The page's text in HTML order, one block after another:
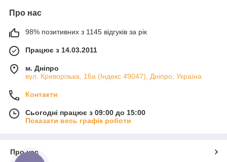
Про нас
98% позитивних з 1145 відгуків за рік
Працює з 14.03.2011
м. Дніпро
вул. Криворізька, 16а (Індекс 49047), Дніпро, Україна
Контакти
Сьогодні працює з 09:00 до 15:00
Показати весь графік роботи
Про нас